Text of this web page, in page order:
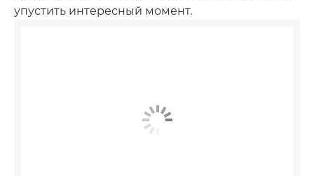
упустить интересный момент.